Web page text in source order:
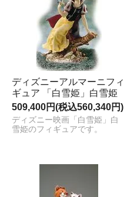
ディズニーアルマーニフィ
ギュア 「白雪姫」白雪姫
509,400円(税込560,340円)
ディズニー映画「白雪姫」白
雪姫のフィギュアです。